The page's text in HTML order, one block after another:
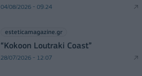
04/08/2026 - 09:24
esteticamagazine.gr
“Kokoon Loutraki Coast”
28/07/2026 - 12:07